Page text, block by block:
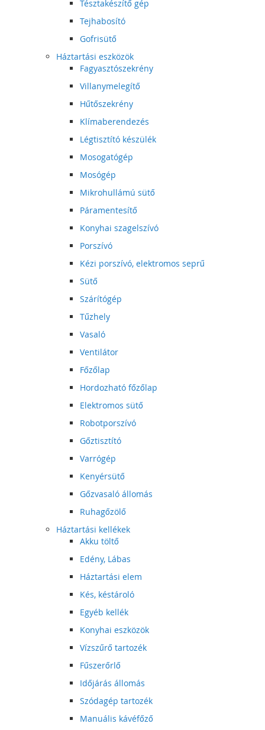
Tésztakészítő gép
Tejhabosító
Gofrisütő
Háztartási eszközök
Fagyasztószekrény
Villanymelegítő
Hűtőszekrény
Klímaberendezés
Légtisztító készülék
Mosogatógép
Mosógép
Mikrohullámú sütő
Páramentesítő
Konyhai szagelszívó
Porszívó
Kézi porszívó, elektromos seprű
Sütő
Szárítógép
Tűzhely
Vasaló
Ventilátor
Főzőlap
Hordozható főzőlap
Elektromos sütő
Robotporszívó
Gőztisztító
Varrógép
Kenyérsütő
Gőzvasaló állomás
Ruhagőzölő
Háztartási kellékek
Akku töltő
Edény, Lábas
Háztartási elem
Kés, késtároló
Egyéb kellék
Konyhai eszközök
Vízszűrő tartozék
Fűszerőrlő
Időjárás állomás
Szódagép tartozék
Manuális kávéfőző